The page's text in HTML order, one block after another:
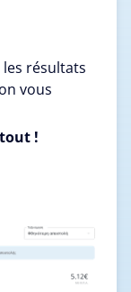
résultats
vous
!